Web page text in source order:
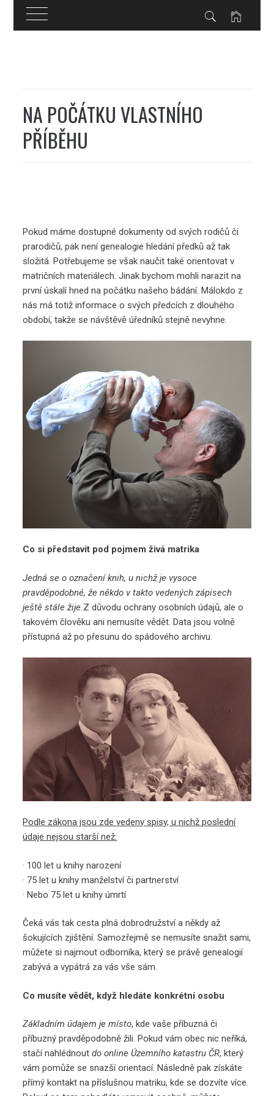
NA POČÁTKU VLASTNÍHO
PŘÍBĚHU
Pokud máme dostupné dokumenty od svých rodičů či
prarodičů, pak nenígenealogie hledání předků až tak
složitá. Potřebujeme se však naučit také orientovat v
matričních materiálech. Jinak bychom mohli narazit na
první úskalí hned na počátku našeho bádání. Málokdo z
nás má totiž informace o svých předcích z dlouhého
období, takže se návštěvě úředníků stejně nevyhne.
Co si představit pod pojmem živá matrika
Jedná se o označení knih, u nichž je vysoce
pravděpodobné, že někdo v takto vedených zápisech
ještě stále žije.Z důvodu ochrany osobních údajů, ale o
takovém člověku ani nemusíte vědět. Data jsou volně
přístupná až po přesunu do spádového archivu.
Podle zákona jsou zde vedeny spisy, u nichž poslední
údaje nejsou starší než:
· 100 let u knihy narození
· 75 let u knihy manželství či partnerství
· Nebo 75 let u knihy úmrtí
Čeká vás tak cesta plná dobrodružství a někdy až
šokujících zjištění. Samozřejmě se nemusíte snažit sami,
můžete si najmout odborníka, který se právě genealogií
zabývá a vypátrá za vás vše sám.
Co musíte vědět, když hledáte konkrétní osobu
Základním údajem je místo, kde vaše příbuzná či
příbuzný pravděpodobně žili. Pokud vám obec nic neříká,
stačí nahlédnoutdo online Územního katastru ČR, který
vám pomůže se snazší orientací. Následně pak získáte
přímý kontakt na příslušnou matriku, kde se dozvíte více.